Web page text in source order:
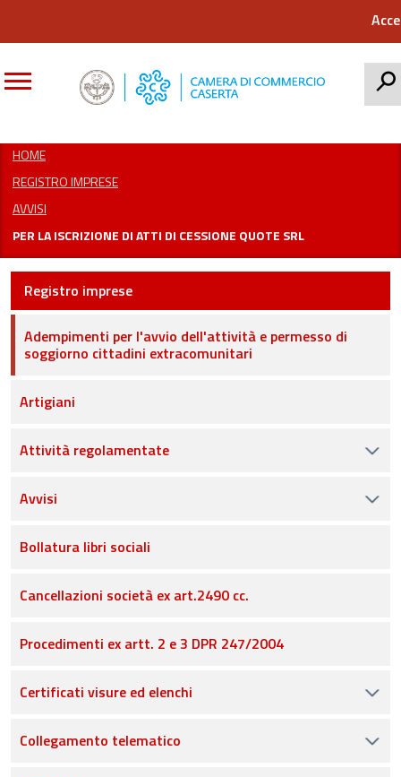
HOME
REGISTRO IMPRESE
AVVISI
PER LA ISCRIZIONE DI ATTI DI CESSIONE QUOTE SRL
Registro imprese
Adempimenti per l'avvio dell'attività e permesso di
soggiorno cittadini extracomunitari
Artigiani
Attività regolamentate
Avvisi
Bollatura libri sociali
Cancellazioni società ex art.2490 cc.
Procedimenti ex artt. 2 e 3 DPR 247/2004
Certificati visure ed elenchi
Collegamento telematico